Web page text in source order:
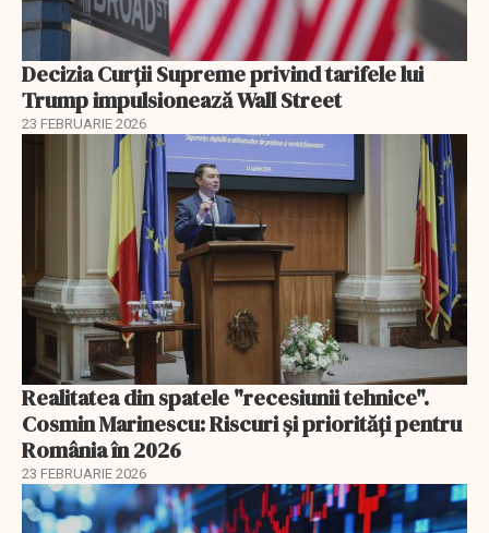
Decizia Curții Supreme privind tarifele lui
Trump impulsionează Wall Street
23 FEBRUARIE 2026
Realitatea din spatele "recesiunii tehnice".
Cosmin Marinescu: Riscuri și priorități pentru
România în 2026
23 FEBRUARIE 2026